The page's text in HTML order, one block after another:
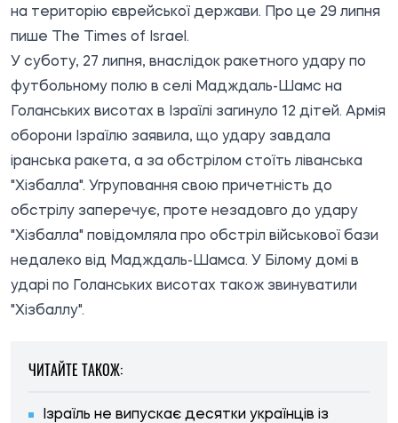
на територію єврейської держави. Про це 29 липня
пише The Times of Israel.
У суботу, 27 липня, внаслідок ракетного удару по
футбольному полю в селі Мадждаль-Шамс на
Голанських висотах в Ізраїлі загинуло 12 дітей. Армія
оборони Ізраїлю заявила, що удару завдала
іранська ракета, а за обстрілом стоїть ліванська
"Хізбалла". Угруповання свою причетність до
обстрілу заперечує, проте незадовго до удару
"Хізбалла" повідомляла про обстріл військової бази
недалеко від Мадждаль-Шамса. У Білому домі в
ударі по Голанських висотах також звинуватили
"Хізбаллу".
ЧИТАЙТЕ ТАКОЖ:
Ізраїль не випускає десятки українців із